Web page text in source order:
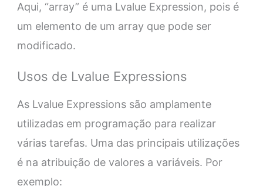
Aqui, “array” é uma Lvalue Expression, pois é
um elemento de um array que pode ser
modificado.
Usos de Lvalue Expressions
As Lvalue Expressions são amplamente
utilizadas em programação para realizar
várias tarefas. Uma das principais utilizações
é na atribuição de valores a variáveis. Por
exemplo: